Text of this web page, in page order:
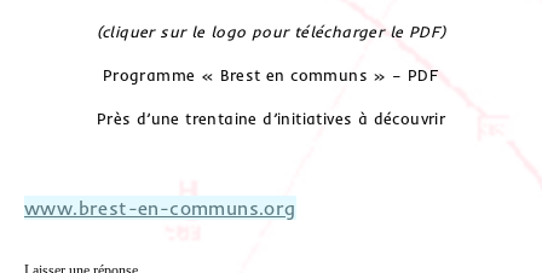
(cliquer sur le logo pour télécharger le PDF)
Programme « Brest en communs » – PDF
Près d’une trentaine d’initiatives à découvrir
www.brest-en-communs.org